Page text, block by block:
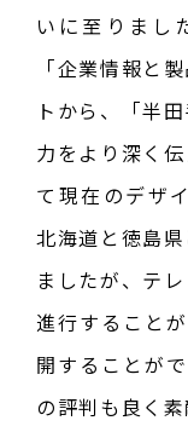
いに至りまし
「企業情報と
トから、「半
力をより深く
て現在のデザ
北海道と徳島
ましたが、テ
進行すること
開することが
の評判も良く